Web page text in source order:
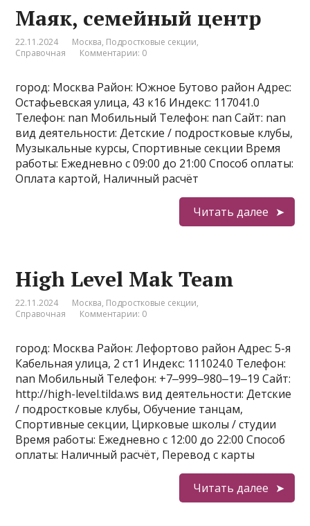
Маяк, семейный центр
22.11.2024 Москва, Подростковые секции,
Справочная
Комментарии: 0
город: Москва Район: Южное Бутово район Адрес:
Остафьевская улица, 43 к16 Индекс: 117041.0
Телефон: nan Мобильный Телефон: nan Сайт: nan
вид деятельности: Детские / подростковые клубы,
Музыкальные курсы, Спортивные секции Время
работы: Ежедневно с 09:00 до 21:00 Способ оплаты:
Оплата картой, Наличный расчёт
Читать далее
High Level Mak Team
22.11.2024 Москва, Подростковые секции,
Справочная
Комментарии: 0
город: Москва Район: Лефортово район Адрес: 5-я
Кабельная улица, 2 ст1 Индекс: 111024.0 Телефон:
nan Мобильный Телефон: +7‒999‒980‒19‒19 Сайт:
http://high-level.tilda.ws вид деятельности: Детские
/ подростковые клубы, Обучение танцам,
Спортивные секции, Цирковые школы / студии
Время работы: Ежедневно с 12:00 до 22:00 Способ
оплаты: Наличный расчёт, Перевод с карты
Читать далее